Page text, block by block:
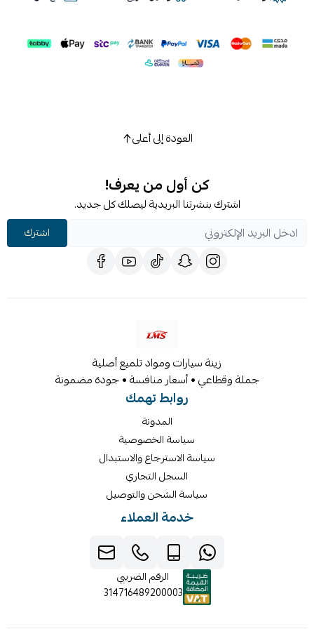
الخطوة 4:
الخطوة 5:
للحصول على أفضل النتائج ، قم بإزالة البقايا فور
التلميع باستخدام منشفة نظيفة وجافة من الألياف الدقيقة. اقلب
العودة إلى أعلى
كن أول من يعرف!
اشترك بنشرتنا البريدية ليصلك كل جديد.
اشترك
زينة سيارات ومواد تلميع أصلية
جملة وقطاعي • أسعار منافسة • جودة مضمونة
روابط تهمك
المدونة
سياسة الخصوصية
سياسة الاسترجاع والاستبدال
السجل التجاري
سياسة الشحن والتوصيل
خدمة العملاء
الرقم الضريبي
314716489200003